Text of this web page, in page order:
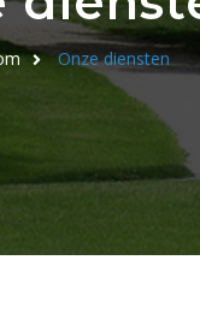
Onze diensten